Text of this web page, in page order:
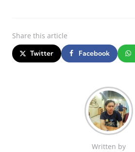
Share this article
Twitter Facebook
Written by